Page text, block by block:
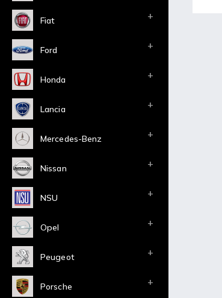
Fiat
Ford
Honda
Lancia
Mercedes-Benz
Nissan
NSU
Opel
Peugeot
Porsche